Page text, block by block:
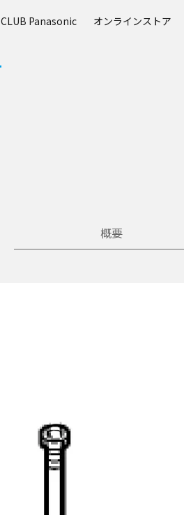
CLUB Panasonic オンラインストア
概要